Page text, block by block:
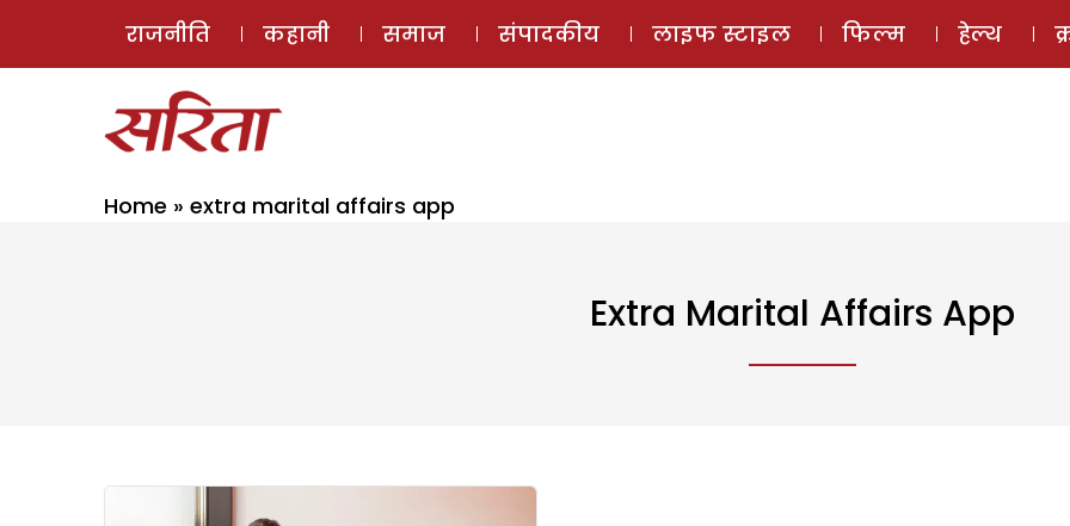
ई-मैगज़ीन
राजनीति कहानी समाज संपादकीय लाइफ स्टाइल फिल्म हेल्थ
Home » extra marital affairs app
Extra Marital Affairs App